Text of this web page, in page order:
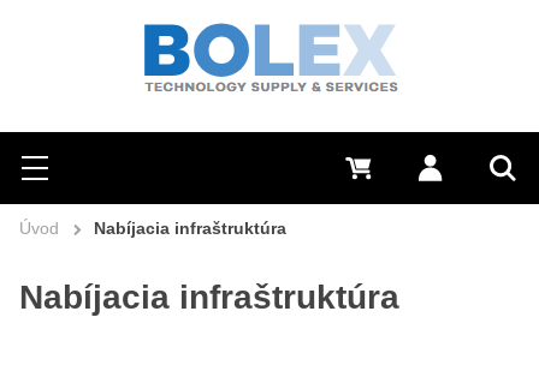
Hľadať
Menu Prihlásiť sa
0 €
Úvod Nabíjacia infraštruktúra
Nabíjacia infraštruktúra